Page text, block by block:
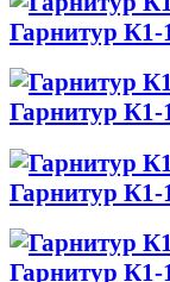
Гарнитур К1-
Гарнитур К1-
Гарнитур К1-
Гарнитур К1-